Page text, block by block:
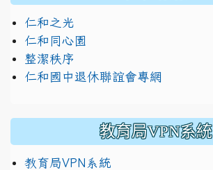
仁和之光
仁和同心園
整潔秩序
仁和國中退休聯誼會專網
教育局VPN系統
教育局VPN系統